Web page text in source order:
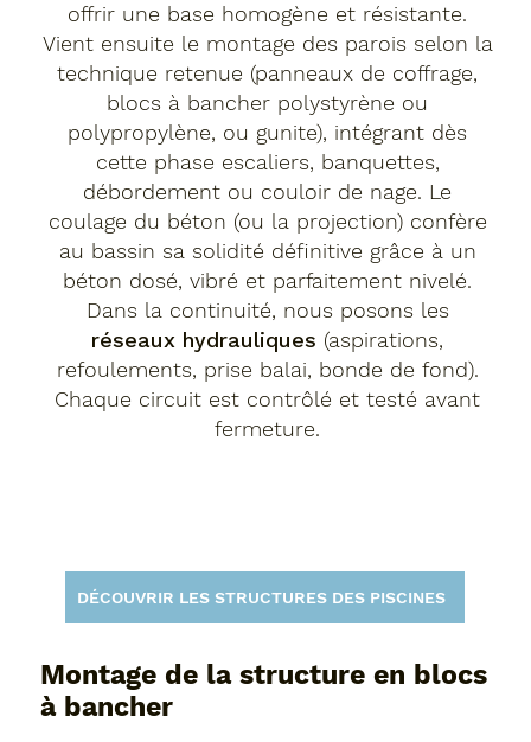
offrir une base homogène et résistante.
Vient ensuite le montage des parois selon la
technique retenue (panneaux de coffrage,
blocs à bancher polystyrène ou
polypropylène, ou gunite), intégrant dès
cette phase escaliers, banquettes,
débordement ou couloir de nage. Le
coulage du béton (ou la projection) confère
au bassin sa solidité définitive grâce à un
béton dosé, vibré et parfaitement nivelé.
Dans la continuité, nous posons les
réseaux hydrauliques (aspirations,
refoulements, prise balai, bonde de fond).
Chaque circuit est contrôlé et testé avant
fermeture.
DÉCOUVRIR LES STRUCTURES DES PISCINES
Montage de la structure en blocs
à bancher